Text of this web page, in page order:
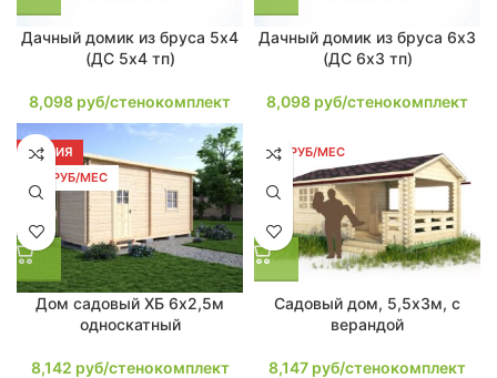
Дачный домик из бруса 5х4
(ДС 5х4 тп)
8,098 руб/стенокомплект
Дачный домик из бруса 6х3
(ДС 6х3 тп)
8,098 руб/стенокомплект
АКЦИЯ
155 РУБ/МЕС
Дом садовый ХБ 6х2,5м
односкатный
8,142 руб/стенокомплект
155 РУБ/МЕС
Садовый дом, 5,5х3м, с
верандой
8,147 руб/стенокомплект